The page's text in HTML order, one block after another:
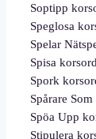
Soptipp
Speglosa
Spelar
Spisa korsord
Spork
Spårare
Spöa Upp
Stipulera